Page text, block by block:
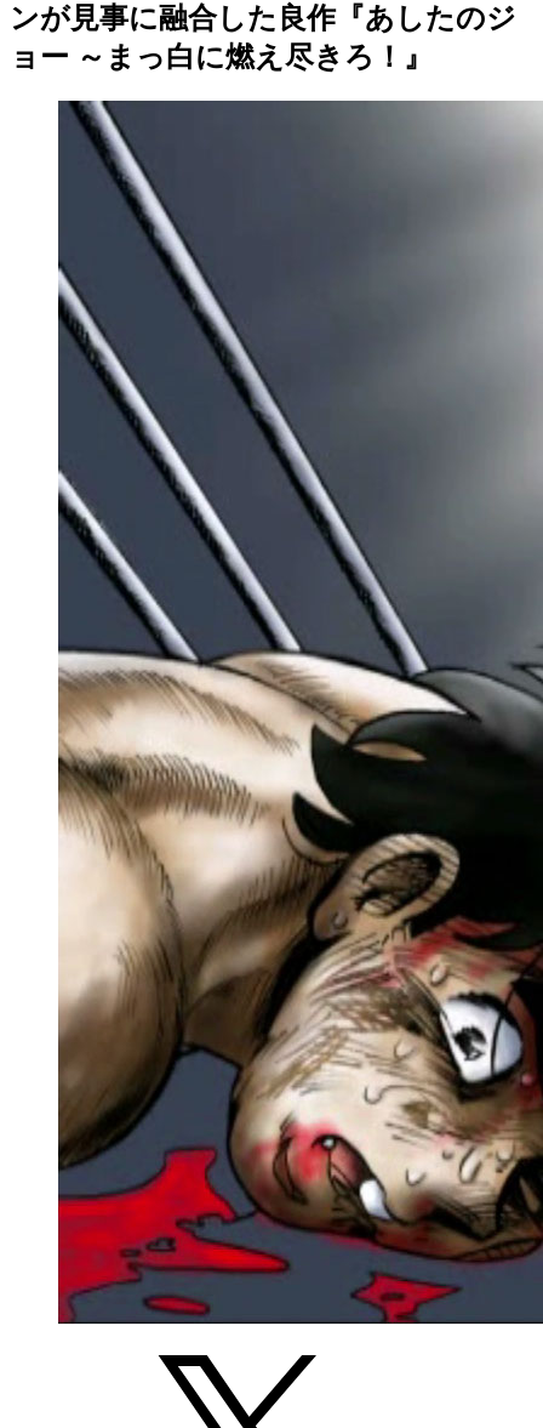
ンが見事に融合した良作『あしたのジ
ョー ～まっ白に燃え尽きろ！』